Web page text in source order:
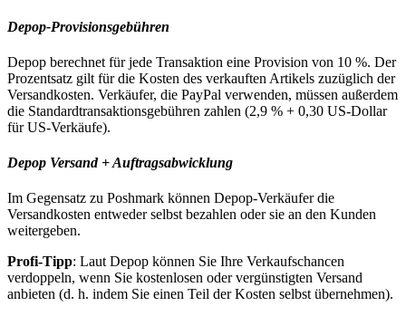
Depop-Provisionsgebühren
Depop berechnet für jede Transaktion eine Provision von 10 %. Der
Prozentsatz gilt für die Kosten des verkauften Artikels zuzüglich der
Versandkosten. Verkäufer, die PayPal verwenden, müssen außerdem
die Standardtransaktionsgebühren zahlen (2,9 % + 0,30 US-Dollar
für US-Verkäufe).
Depop Versand + Auftragsabwicklung
Im Gegensatz zu Poshmark können Depop-Verkäufer die
Versandkosten entweder selbst bezahlen oder sie an den Kunden
weitergeben.
Profi-Tipp: Laut Depop können Sie Ihre Verkaufschancen
verdoppeln, wenn Sie kostenlosen oder vergünstigten Versand
anbieten (d. h. indem Sie einen Teil der Kosten selbst übernehmen).